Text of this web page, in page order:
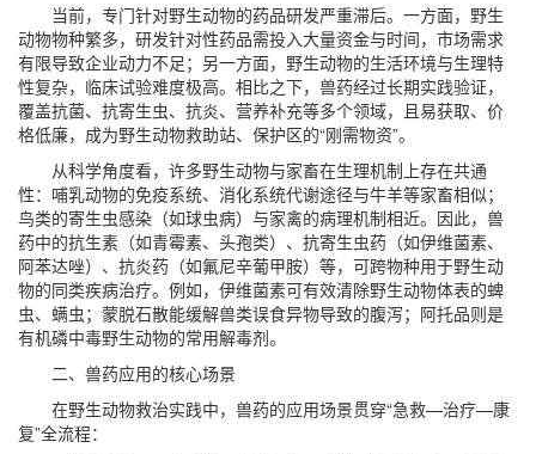
当前，专门针对野生动物的药品研发严重滞后。一方面，野生
动物物种繁多，研发针对性药品需投入大量资金与时间，市场需求
有限导致企业动力不足；另一方面，野生动物的生活环境与生理特
性复杂，临床试验难度极高。相比之下，兽药经过长期实践验证，
覆盖抗菌、抗寄生虫、抗炎、营养补充等多个领域，且易获取、价
格低廉，成为野生动物救助站、保护区的“刚需物资”。
从科学角度看，许多野生动物与家畜在生理机制上存在共通
性：哺乳动物的免疫系统、消化系统代谢途径与牛羊等家畜相似；
鸟类的寄生虫感染（如球虫病）与家禽的病理机制相近。因此，兽
药中的抗生素（如青霉素、头孢类）、抗寄生虫药（如伊维菌素、
阿苯达唑）、抗炎药（如氟尼辛葡甲胺）等，可跨物种用于野生动
物的同类疾病治疗。例如，伊维菌素可有效清除野生动物体表的蜱
虫、螨虫；蒙脱石散能缓解兽类误食异物导致的腹泻；阿托品则是
有机磷中毒野生动物的常用解毒剂。
二、兽药应用的核心场景
在野生动物救治实践中，兽药的应用场景贯穿“急救—治疗—康
复”全流程：